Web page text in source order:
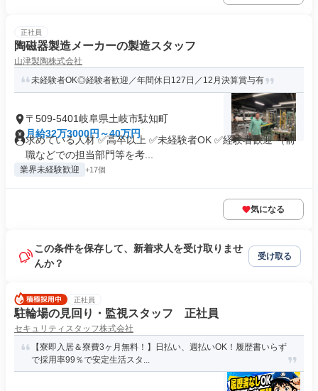
正社員
陶磁器製造メーカーの製造スタッフ
山津製陶株式会社
未経験者OK◎経験者歓迎／年間休日127日／12月決算賞与有
〒509-5401岐阜県土岐市駄知町
月給32万3000円～40万円
求めている人材 ✅高卒以上 ✅未経験者OK ✅経験者歓迎 （前
職などでの担当部門等を考...
業界未経験歓迎 +17個
気になる
この条件を保存して、新着求人を受け取りませ
んか？
受け取る
正社員
駐輪場の見回り・監視スタッフ 正社員
セキュリティスタッフ株式会社
【寮即入居＆寮費3ヶ月無料！】日払い、週払いOK！履歴書いらず
で採用率99％で安定生活スタ...